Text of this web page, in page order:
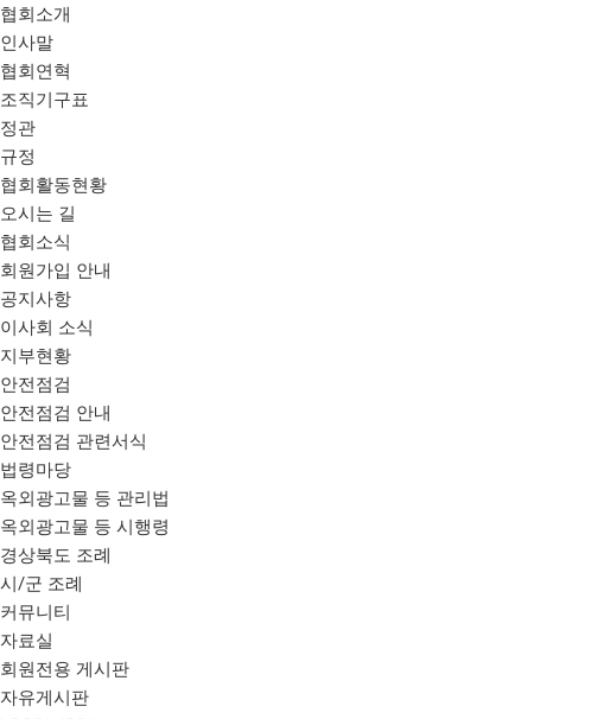
협회소개
인사말
협회연혁
조직기구표
정관
규정
협회활동현황
오시는 길
협회소식
회원가입 안내
공지사항
이사회 소식
지부현황
안전점검
안전점검 안내
안전점검 관련서식
법령마당
옥외광고물 등 관리법
옥외광고물 등 시행령
경상북도 조례
시/군 조례
커뮤니티
자료실
회원전용 게시판
자유게시판